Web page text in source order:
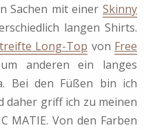
Sachen mit einer Skinny
langen Shirts.
Long-Top von Free
anderen ein langes
Bei den Füßen bin ich
daher griff ich zu meinen
MATIE. Von den Farben